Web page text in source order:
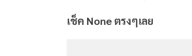
เช็ค None ตรงๆเลย